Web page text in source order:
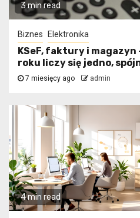
3 min read
Biznes Elektronika
KSeF, faktury i magazyn
roku liczy się jedno,
7 miesięcy ago admin
4 min read